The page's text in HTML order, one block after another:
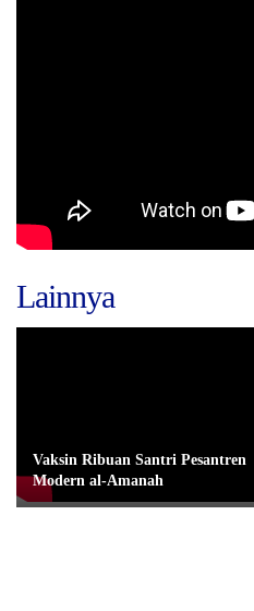
Lainnya
Vaksin Ribuan Santri Pesantren
Modern al-Amanah